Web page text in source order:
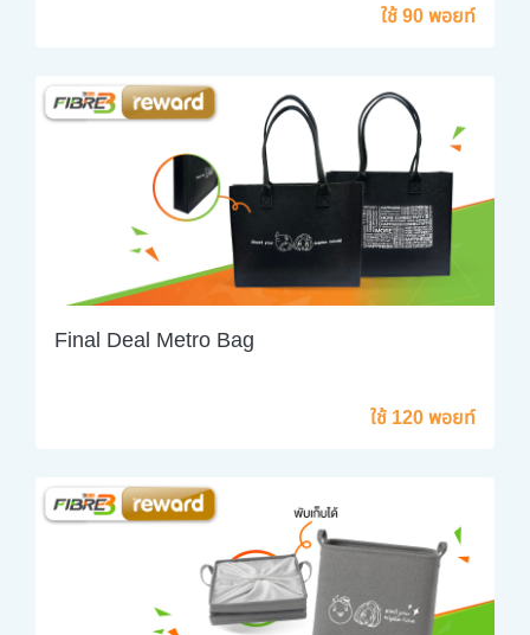
ใช้ 90 พอยท์
Final Deal Metro Bag
ใช้ 120 พอยท์